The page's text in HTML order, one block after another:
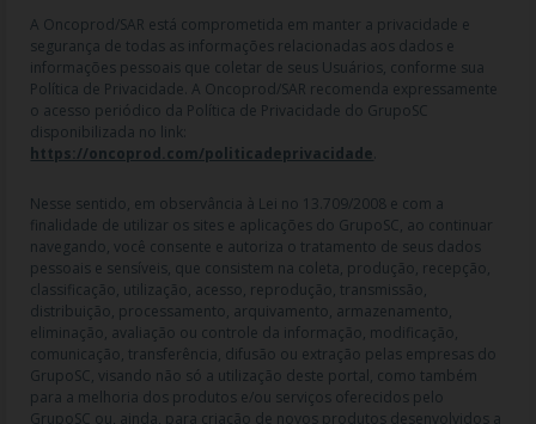
RAZÃO SOCIAL: ONCO PROD DIST. DE PROD. HOSP. E ONCOL. LTDA |
04.307.650/0019-64 | IE: 119.242.793.110 | Endereço R: Olimpíadas, nº
100 2º andar CJ 21 22 - Vila Olímpia - SP | Cep: 04551-000 |
Farmacêutico responsável: Dra. Gislaine Lopes de Jesus - CRF/SP 47509
| AFE: 7.60997-7 | CMVS: 355030801-477-010609-1-0.
As informações contidas neste site não devem ser usadas para
automedicação e não substituem, em hipótese alguma, as orientações
dadas pelo profissional da área médica. Somente o médico está apto a
diagnosticar qualquer problema de saúde e prescrever o tratamento
adequado. Ao persistirem os sintomas, um médico deverá ser
consultado. Os preços, as promoções, o frete e as condições de
A Oncoprod/SAR está comprometida em manter a privacidade e
segurança de todas as informações relacionadas aos dados e
informações pessoais que coletar de seus Usuários, conforme sua
Política de Privacidade. A Oncoprod/SAR recomenda expressamente
o acesso periódico da Política de Privacidade do GrupoSC
disponibilizada no link:
https://oncoprod.com/politicadeprivacidade
Nesse sentido, em observância à Lei no 13.709/2008 e com a
finalidade de utilizar os sites e aplicações do GrupoSC, ao continuar
navegando, você consente e autoriza o tratamento de seus dados
pessoais e sensíveis, que consistem na coleta, produção, recepção,
classificação, utilização, acesso, reprodução, transmissão,
distribuição, processamento, arquivamento, armazenamento,
eliminação, avaliação ou controle da informação, modificação,
comunicação, transferência, difusão ou extração pelas empresas do
GrupoSC, visando não só a utilização deste portal, como também
para a melhoria dos produtos e/ou serviços oferecidos pelo
GrupoSC ou, ainda, para criação de novos produtos desenvolvidos a